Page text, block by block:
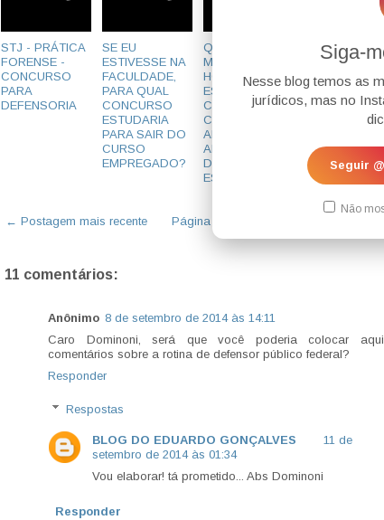
Siga-
Nesse blog temos as
jurídicos, mas no
Seguir
Não
STJ - PRÁTICA
FORENSE -
CONCURSO
PARA
DEFENSORIA
SE EU
ESTIVESSE NA
FACULDADE,
PARA QUAL
CONCURSO
ESTUDARIA
PARA SAIR DO
CURSO
EMPREGADO?
QUAL O
MELHOR
HORÁRIO PARA
ESTUDAR?
COMO LIDAR
COM O SONO
APÓS O
ALMOÇO?
DICAS DE
ESTUDO
CONCURSO
TRIBUNAIS- E
AI?
← Postagem mais recente Página inicial
11 comentários:
Anônimo 8 de setembro de 2014 às 14:11
Caro Dominoni, será que você poderia colocar aqui
comentários sobre a rotina de defensor público federal?
Responder
Respostas
BLOG DO EDUARDO GONÇALVES
11 de
setembro de 2014 às 01:34
Vou elaborar! tá prometido... Abs Dominoni
Responder